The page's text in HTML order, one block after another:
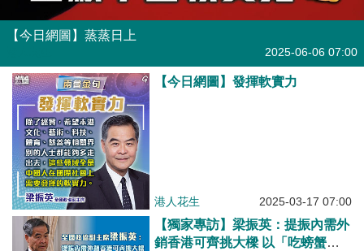
【今日網圖】蒸蒸日上
2025-06-06 07:00
【今日網圖】發揮軟實力
港人花生 2025-03-17 07:00
【獨家專訪】梁振英：提振內需外
銷香港可齊挑大樑 以「吃螃蟹勇